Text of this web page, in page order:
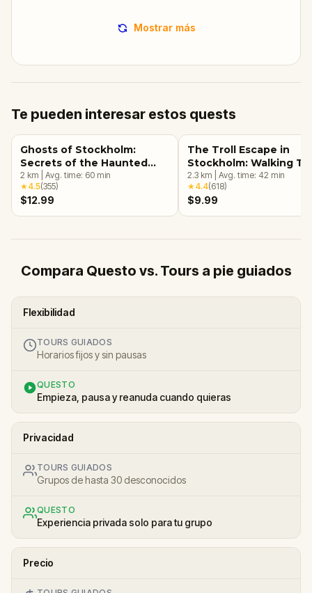
Mostrar más
Te pueden interesar estos quests
Ghosts of Stockholm:
Secrets of the Haunted
Streets
2 km Avg. time: 60 min
★4.5(355)
$12.99
The Troll Escape in
Stockholm: Walking
Escape Game
2.3 km Avg. time: 42 min
★4.4(618)
$9.99
Compara Questo vs. Tours a pie guiados
Flexibilidad
TOURS GUIADOS
Horarios fijos y sin pausas
QUESTO
Empieza, pausa y reanuda cuando quieras
Privacidad
TOURS GUIADOS
Grupos de hasta 30 desconocidos
QUESTO
Experiencia privada solo para tu grupo
Precio